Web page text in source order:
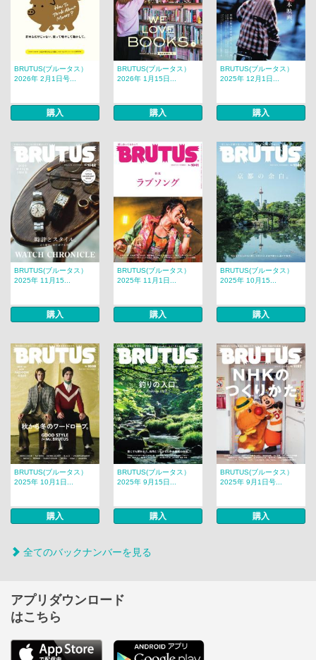
BRUTUS(ブルータス）
2026年 2月1日号...
購入
BRUTUS(ブルータス）
2026年 1月15日...
購入
BRUTUS(ブルータス）
2025年 12月1日...
購入
BRUTUS(ブルータス）
2025年 11月15...
購入
BRUTUS(ブルータス）
2025年 11月1日...
購入
BRUTUS(ブルータス）
2025年 10月15...
購入
BRUTUS(ブルータス）
2025年 10月1日...
購入
BRUTUS(ブルータス）
2025年 9月15日...
購入
BRUTUS(ブルータス）
2025年 9月1日号...
購入
全てのバックナンバーを見る
アプリダウンロード
はこちら